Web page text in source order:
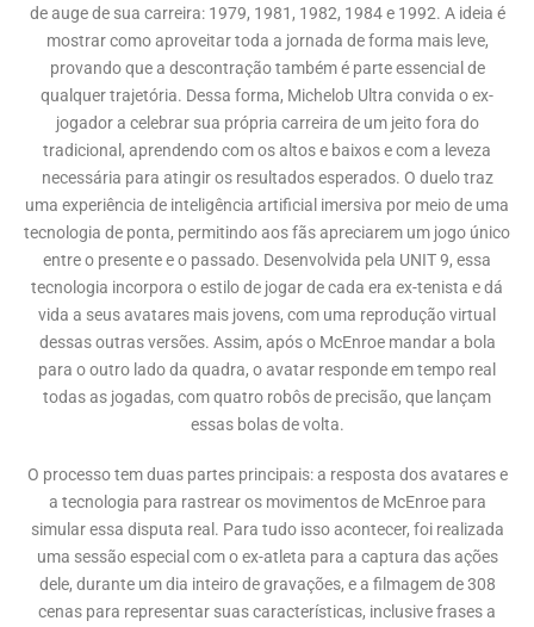
de auge de sua carreira: 1979, 1981, 1982, 1984 e 1992. A ideia é
mostrar como aproveitar toda a jornada de forma mais leve,
provando que a descontração também é parte essencial de
qualquer trajetória. Dessa forma, Michelob Ultra convida o ex-
jogador a celebrar sua própria carreira de um jeito fora do
tradicional, aprendendo com os altos e baixos e com a leveza
necessária para atingir os resultados esperados. O duelo traz
uma experiência de inteligência artificial imersiva por meio de uma
tecnologia de ponta, permitindo aos fãs apreciarem um jogo único
entre o presente e o passado. Desenvolvida pela UNIT 9, essa
tecnologia incorpora o estilo de jogar de cada era ex-tenista e dá
vida a seus avatares mais jovens, com uma reprodução virtual
dessas outras versões. Assim, após o McEnroe mandar a bola
para o outro lado da quadra, o avatar responde em tempo real
todas as jogadas, com quatro robôs de precisão, que lançam
essas bolas de volta.
O processo tem duas partes principais: a resposta dos avatares e
a tecnologia para rastrear os movimentos de McEnroe para
simular essa disputa real. Para tudo isso acontecer, foi realizada
uma sessão especial com o ex-atleta para a captura das ações
dele, durante um dia inteiro de gravações, e a filmagem de 308
cenas para representar suas características, inclusive frases a